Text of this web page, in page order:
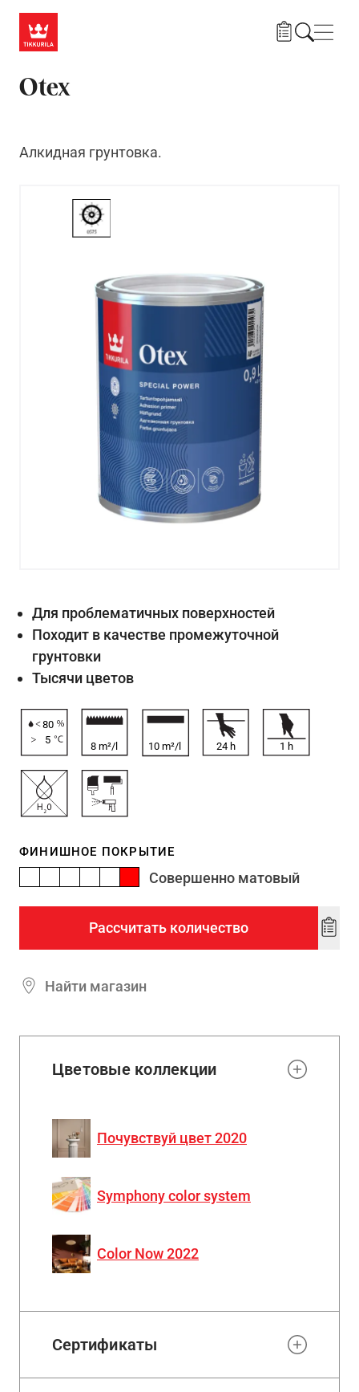
Otex
Алкидная грунтовка.
Для проблематичных поверхностей
Походит в качестве промежуточной
грунтовки
Тысячи цветов
80
5
8 m²/l 10 m²/l 24 h 1 h
ФИНИШНОЕ ПОКРЫТИЕ
Совершенно матовый
Рассчитать количество
Add
Найти магазин
Цветовые коллекции
Почувствуй цвет 2020
Symphony color system
Color Now 2022
Сертификаты